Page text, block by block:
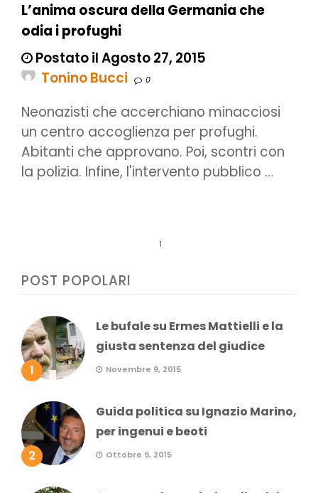
L’anima oscura della Germania che
odia i profughi
Postato il Agosto 27, 2015
Tonino Bucci
0
Neonazisti che accerchiano minacciosi
un centro accoglienza per profughi.
Abitanti che approvano. Poi, scontri con
la polizia. Infine, l'intervento pubblico …
1
POST POPOLARI
1
Le bufale su Ermes Mattielli e la
giusta sentenza del giudice
Novembre 9, 2015
2
Guida politica su Ignazio Marino,
per ingenui e beoti
Ottobre 9, 2015